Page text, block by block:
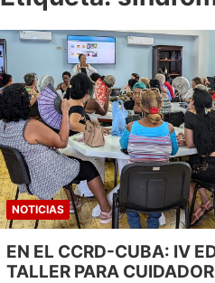
NOTICIAS
EN EL CCRD-CUBA: IV
TALLER PARA